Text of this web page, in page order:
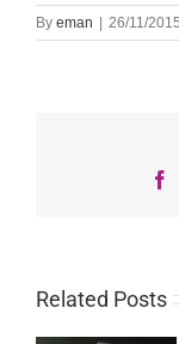
By eman | 26/11/2015
Related Posts